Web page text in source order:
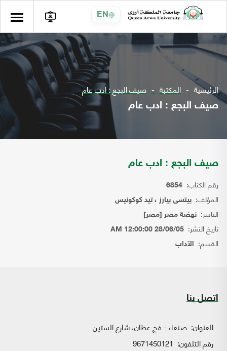
EN
الرئيسية المكتبة صيف البجع : ادب عام
صيف البجع : ادب عام
صيف البجع : ادب عام
رقم الكتاب: 6854
المؤلف: بيتسى بيارز ، تيد كوكونيس
الناشر: نهضة مصر [مصر]
تاريخ النشر: 28/06/05 12:00:00 AM
القسم: الآداب
اتصل بنا
العنوان: صنعاء - فج عطان، شارع الستين
رقم التلفون: 9671450121